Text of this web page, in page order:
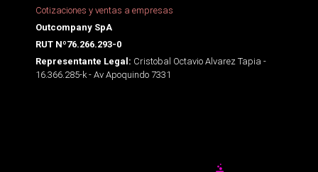
Cotizaciones y ventas a empresas
Outcompany SpA
RUT Nº76.266.293-0
Representante Legal: Cristobal Octavio Alvarez Tapia -
16.366.285-k - Av Apoquindo 7331